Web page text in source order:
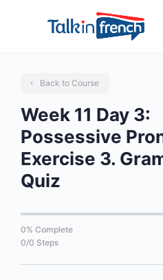
Back to Course
Week 11 Day 3:
Possessive
Exercise 3.
Quiz
0% Complete
0/0 Steps